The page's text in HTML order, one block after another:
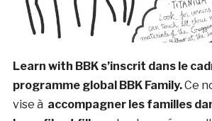
Learn with BBK s’inscrit dans le
programme global BBK Family.Ce
vise à accompagner les familles